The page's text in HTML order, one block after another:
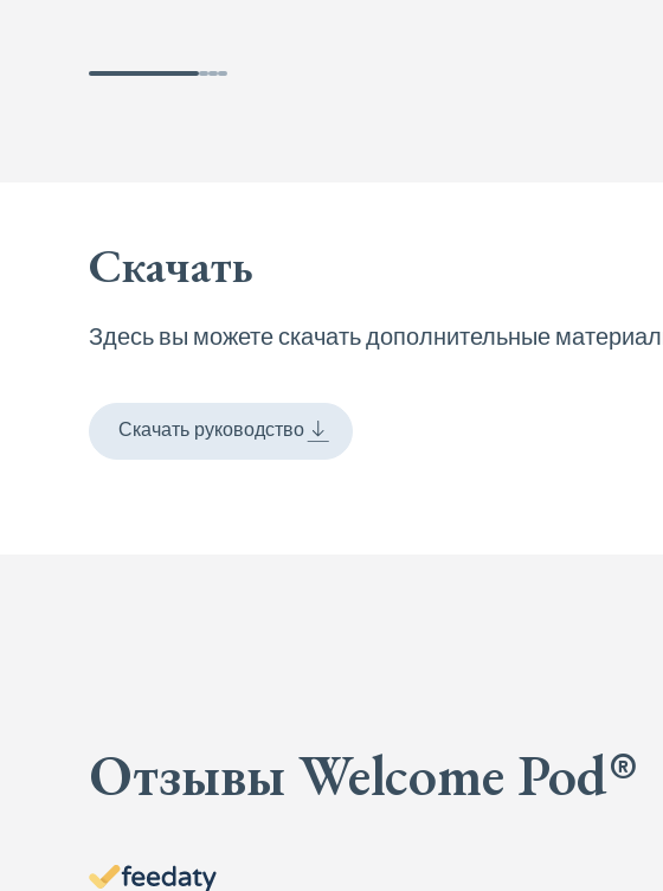
Скачать
Здесь вы можете скачать дополнительные
Скачать руководство
Отзывы Welcome Pod®